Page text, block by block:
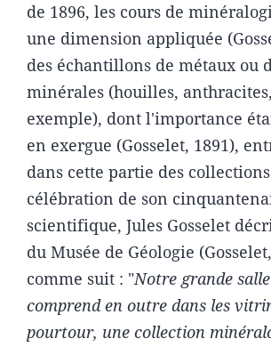
de 1896, les cours de
une dimension appliquée
des échantillons de métaux ou
minérales (houilles,
exemple), dont l'importance
en exergue (Gosselet, 1891),
dans cette partie des
célébration de son
scientifique, Jules Gosselet
du Musée de Géologie
comme suit : "Notre grande salle
comprend en outre dans les
pourtour, une collection